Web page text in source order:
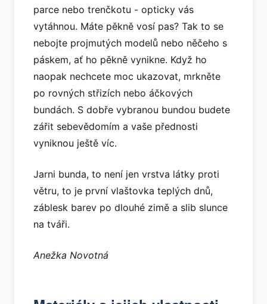
parce nebo trenčkotu - opticky vás
vytáhnou. Máte pěkně vosí pas? Tak to se
nebojte projmutých modelů nebo něčeho s
páskem, ať ho pěkně vynikne. Když ho
naopak nechcete moc ukazovat, mrkněte
po rovných střizích nebo áčkových
bundách. S dobře vybranou bundou budete
zářit sebevědomím a vaše přednosti
vyniknou ještě víc.
Jarni bunda, to není jen vrstva látky proti
větru, to je první vlaštovka teplých dnů,
záblesk barev po dlouhé zimě a slib slunce
na tváři.
Anežka Novotná